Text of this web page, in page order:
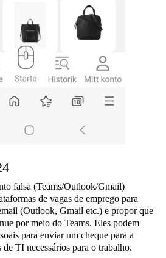
falsa (Teams/Outlook/Gmail)
de vagas de emprego para
(Outlook, Gmail etc.) e propor que
por meio do Teams. Eles podem
para enviar um cheque para a
TI necessários para o trabalho.